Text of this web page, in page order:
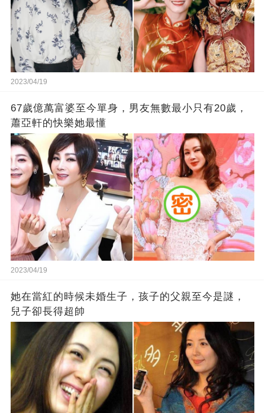
2023/04/19
67歲億萬富婆至今單身，男友無數最小只有20歲，
蕭亞軒的快樂她最懂
2023/04/19
她在當紅的時候未婚生子，孩子的父親至今是謎，
兒子卻長得超帥